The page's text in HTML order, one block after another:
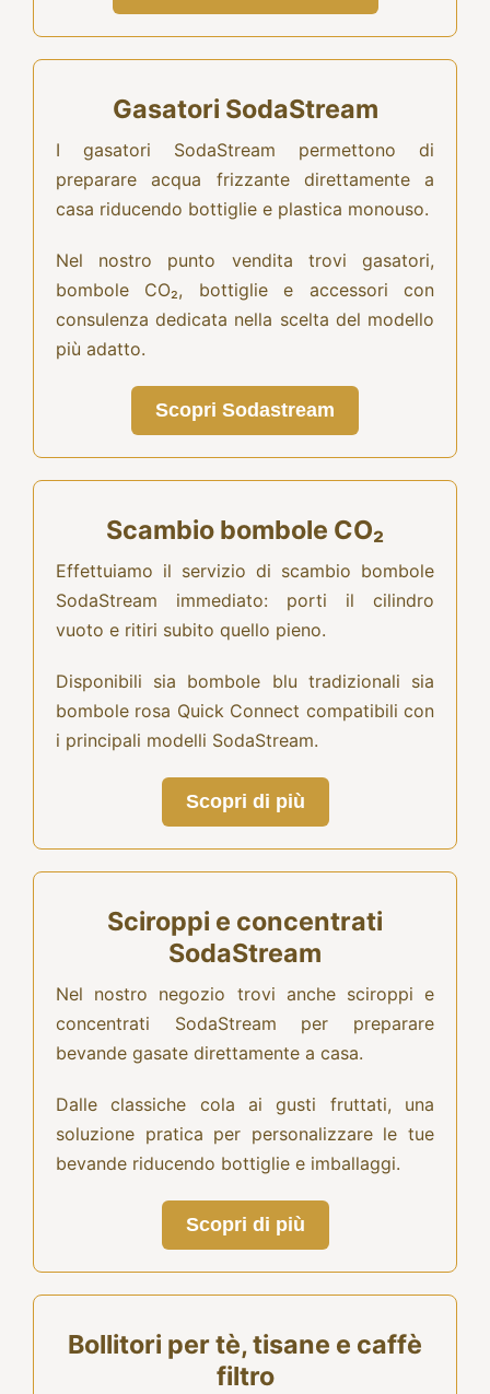
Gasatori SodaStream
I gasatori SodaStream permettono di
preparare acqua frizzante direttamente a
casa riducendo bottiglie e plastica monouso.
Nel nostro punto vendita trovi gasatori,
bombole CO₂, bottiglie e accessori con
consulenza dedicata nella scelta del modello
più adatto.
Scopri Sodastream
Scambio bombole CO₂
Effettuiamo il servizio di scambio bombole
SodaStream immediato: porti il cilindro
vuoto e ritiri subito quello pieno.
Disponibili sia bombole blu tradizionali sia
bombole rosa Quick Connect compatibili con
i principali modelli SodaStream.
Scopri di più
Sciroppi e concentrati
SodaStream
Nel nostro negozio trovi anche sciroppi e
concentrati SodaStream per preparare
bevande gasate direttamente a casa.
Dalle classiche cola ai gusti fruttati, una
soluzione pratica per personalizzare le tue
bevande riducendo bottiglie e imballaggi.
Scopri di più
Bollitori per tè, tisane e caffè
filtro